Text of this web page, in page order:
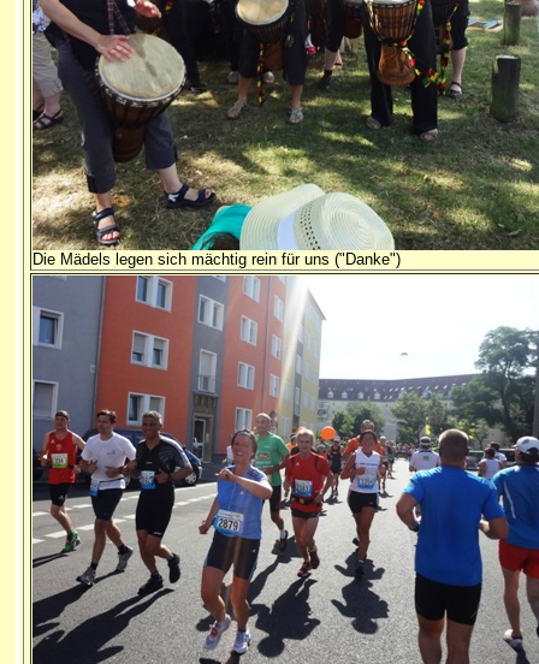
Die Mädels legen sich mächtig rein für uns ("Danke")